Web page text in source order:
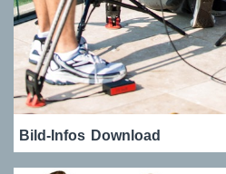
Bild-Infos Download